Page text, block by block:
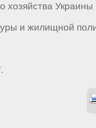
и жилищной
.